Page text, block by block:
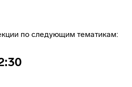
по следующим тематикам: